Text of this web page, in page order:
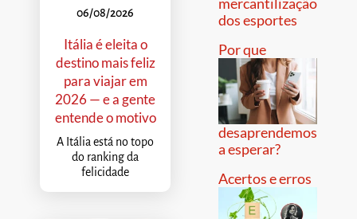
06/08/2026
Itália é eleita o
destino mais feliz
para viajar em
2026 — e a gente
entende o motivo
A Itália está no topo
do ranking da
felicidade
dos esportes
Por que
desaprendemos
a esperar?
Acertos e erros